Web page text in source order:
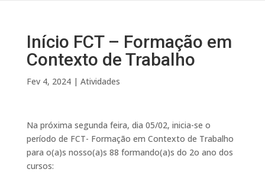
Início FCT – Formação em
Contexto de Trabalho
Fev 4, 2024| Atividades
Na próxima segunda feira, dia 05/02, inicia-se o
período de FCT- Formação em Contexto de Trabalho
para o(a)s nosso(a)s 88 formando(a)s do 2o ano dos
cursos: